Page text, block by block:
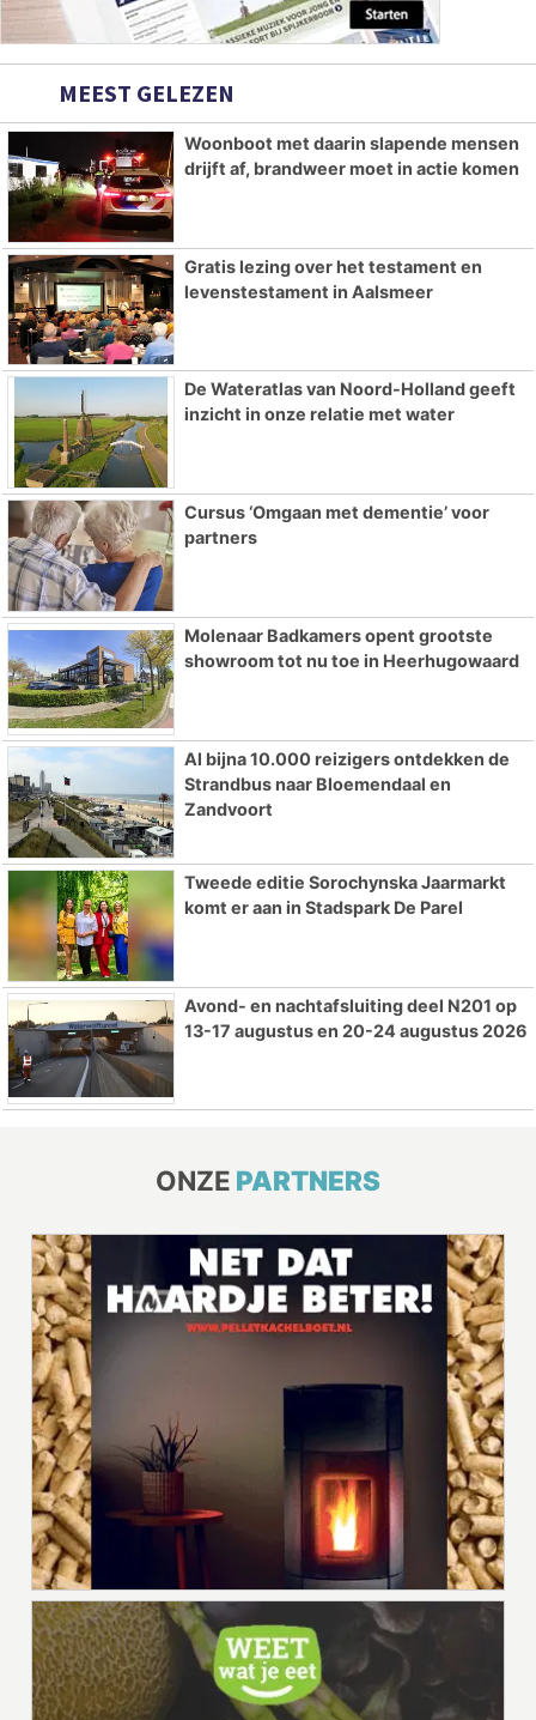
MEEST GELEZEN
Woonboot met daarin slapende mensen
drijft af, brandweer moet in actie komen
Gratis lezing over het testament en
levenstestament in Aalsmeer
De Wateratlas van Noord-Holland geeft
inzicht in onze relatie met water
Cursus ‘Omgaan met dementie’ voor
partners
Molenaar Badkamers opent grootste
showroom tot nu toe in Heerhugowaard
Al bijna 10.000 reizigers ontdekken de
Strandbus naar Bloemendaal en
Zandvoort
Tweede editie Sorochynska Jaarmarkt
komt er aan in Stadspark De Parel
Avond- en nachtafsluiting deel N201 op
13-17 augustus en 20-24 augustus 2026
ONZE PARTNERS